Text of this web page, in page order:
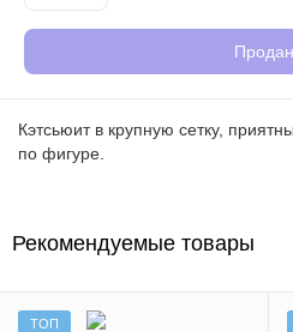
Кэтсьюит в крупную сетку,
по фигуре.
Рекомендуемые товары
ТОП